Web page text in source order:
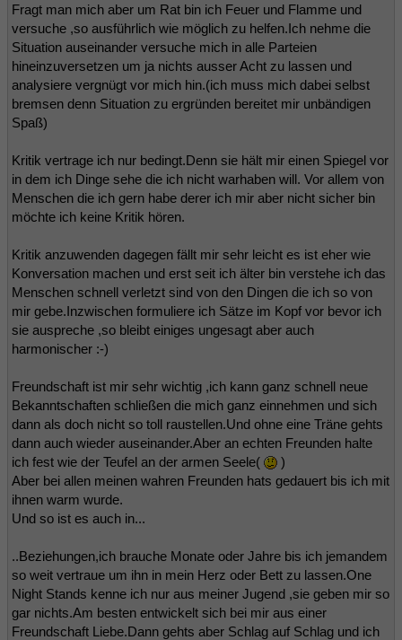
Fragt man mich aber um Rat bin ich Feuer und Flamme und
versuche ,so ausführlich wie möglich zu helfen.Ich nehme die
Situation auseinander versuche mich in alle Parteien
hineinzuversetzen um ja nichts ausser Acht zu lassen und
analysiere vergnügt vor mich hin.(ich muss mich dabei selbst
bremsen denn Situation zu ergründen bereitet mir unbändigen
Spaß)
Kritik vertrage ich nur bedingt.Denn sie hält mir einen Spiegel vor
in dem ich Dinge sehe die ich nicht warhaben will. Vor allem von
Menschen die ich gern habe derer ich mir aber nicht sicher bin
möchte ich keine Kritik hören.
Kritik anzuwenden dagegen fällt mir sehr leicht es ist eher wie
Konversation machen und erst seit ich älter bin verstehe ich das
Menschen schnell verletzt sind von den Dingen die ich so von
mir gebe.Inzwischen formuliere ich Sätze im Kopf vor bevor ich
sie auspreche ,so bleibt einiges ungesagt aber auch
harmonischer :-)
Freundschaft ist mir sehr wichtig ,ich kann ganz schnell neue
Bekanntschaften schließen die mich ganz einnehmen und sich
dann als doch nicht so toll raustellen.Und ohne eine Träne gehts
dann auch wieder auseinander.Aber an echten Freunden halte
ich fest wie der Teufel an der armen Seele(
)
Aber bei allen meinen wahren Freunden hats gedauert bis ich mit
ihnen warm wurde.
Und so ist es auch in...
..Beziehungen,ich brauche Monate oder Jahre bis ich jemandem
so weit vertraue um ihn in mein Herz oder Bett zu lassen.One
Night Stands kenne ich nur aus meiner Jugend ,sie geben mir so
gar nichts.Am besten entwickelt sich bei mir aus einer
Freundschaft Liebe.Dann gehts aber Schlag auf Schlag und ich